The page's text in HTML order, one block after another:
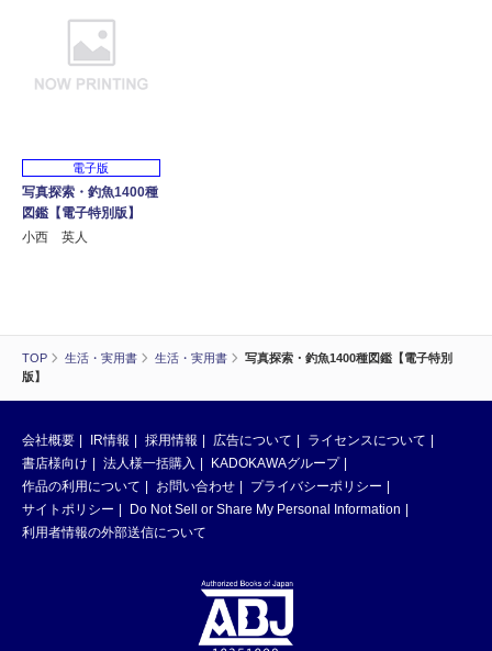
TOP 生活・実用書 生活・実用書
写真探索・釣魚1400種図鑑【電子特別
版】
電子版
写真探索・釣魚1400種
図鑑【電子特別版】
小西 英人
会社概要 IR情報 採用情報 広告について
ライセンスについて
書店様向け
法人様一括購入
KADOKAWAグループ
作品の利用について
お問い合わせ
プライバシーポリシー
サイトポリシー
Do Not Sell or Share My Personal Information
利用者情報の外部送信について